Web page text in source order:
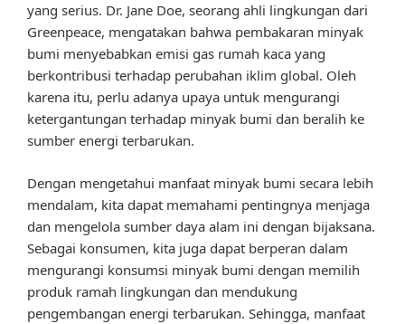
yang serius. Dr. Jane Doe, seorang ahli lingkungan dari
Greenpeace, mengatakan bahwa pembakaran minyak
bumi menyebabkan emisi gas rumah kaca yang
berkontribusi terhadap perubahan iklim global. Oleh
karena itu, perlu adanya upaya untuk mengurangi
ketergantungan terhadap minyak bumi dan beralih ke
sumber energi terbarukan.
Dengan mengetahui manfaat minyak bumi secara lebih
mendalam, kita dapat memahami pentingnya menjaga
dan mengelola sumber daya alam ini dengan bijaksana.
Sebagai konsumen, kita juga dapat berperan dalam
mengurangi konsumsi minyak bumi dengan memilih
produk ramah lingkungan dan mendukung
pengembangan energi terbarukan. Sehingga, manfaat